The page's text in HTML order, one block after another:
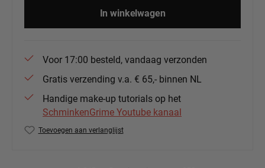
In winkelwagen
Voor 17:00 besteld, vandaag verzonden
Gratis verzending v.a. € 65,- binnen NL
Handige make-up tutorials op het
SchminkenGrime Youtube kanaal
Toevoegen aan verlanglijst